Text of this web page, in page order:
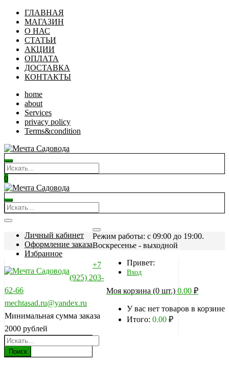
ГЛАВНАЯ
МАГАЗИН
О НАС
СТАТЬИ
АКЦИИ
ОПЛАТА
ДОСТАВКА
КОНТАКТЫ
home
about
Services
privacy policy
Terms&condition
0
Личный кабинет
Оформление заказа
Избранное
Режим работы: c 09:00 до 19:00.
Воскресенье - выходной
Привет:
Вход
Моя корзина (0 шт.) 0.00 ₽
У вас нет товаров в корзине
Итого: 0.00 ₽
+7
(925) 203-
62-66
mechtasad.ru@yandex.ru
Минимальная сумма заказа
2000 рублей
Поиск